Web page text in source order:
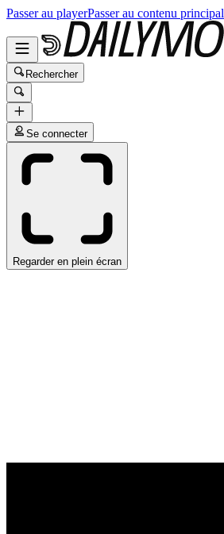
Passer au playerPasser au contenu principal
Rechercher
Se connecter
Regarder en plein écran